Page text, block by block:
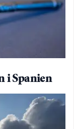
i Spanien